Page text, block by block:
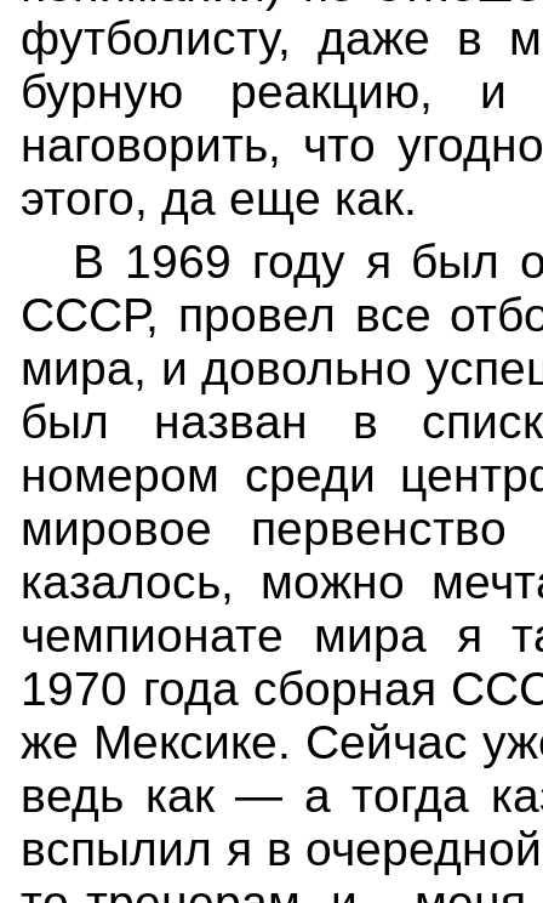
футболисту, даже в
бурную реакцию, и
наговорить, что
этого, да еще как.
В 1969 году я был
СССР, провел все
мира, и довольно
был назван в
номером среди
мировое
казалось, можно
чемпионате мира я
1970 года сборная
же Мексике. Сейчас
ведь как — а тогда
вспылил я в